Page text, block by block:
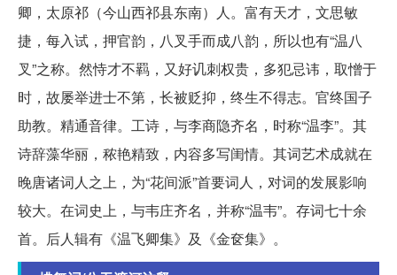
卿，太原祁（今山西祁县东南）人。富有天才，文思敏
捷，每入试，押官韵，八叉手而成八韵，所以也有“温八
叉”之称。然恃才不羁，又好讥刺权贵，多犯忌讳，取憎于
时，故屡举进士不第，长被贬抑，终生不得志。官终国子
助教。精通音律。工诗，与李商隐齐名，时称“温李”。其
诗辞藻华丽，秾艳精致，内容多写闺情。其词艺术成就在
晚唐诸词人之上，为“花间派”首要词人，对词的发展影响
较大。在词史上，与韦庄齐名，并称“温韦”。存词七十余
首。后人辑有《温飞卿集》及《金奁集》。